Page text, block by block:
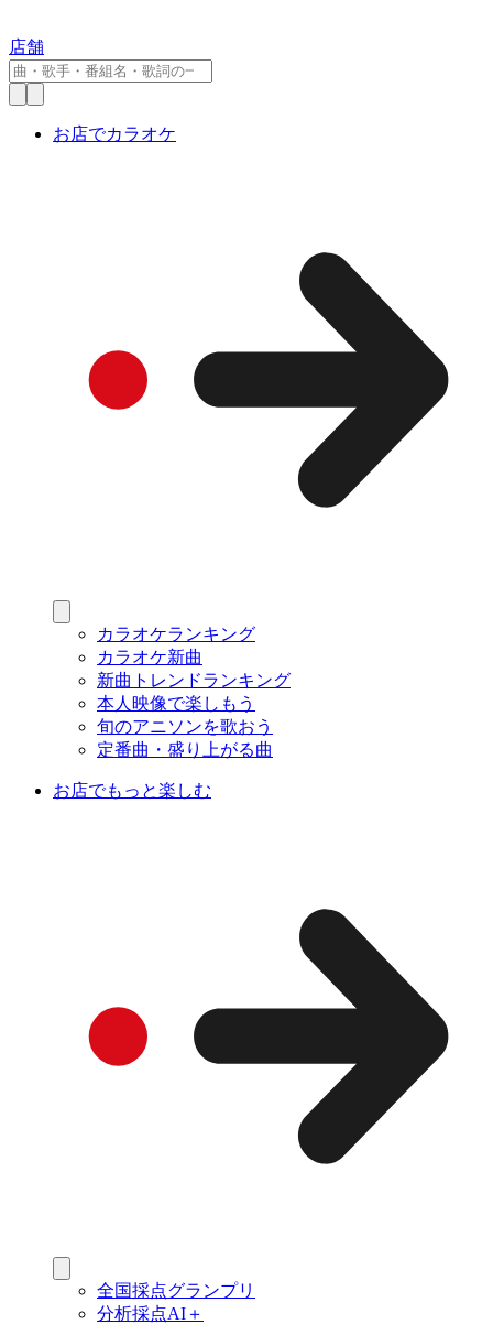
店舗
お店でカラオケ
カラオケランキング
カラオケ新曲
新曲トレンドランキング
本人映像で楽しもう
旬のアニソンを歌おう
定番曲・盛り上がる曲
お店でもっと楽しむ
全国採点グランプリ
分析採点AI＋